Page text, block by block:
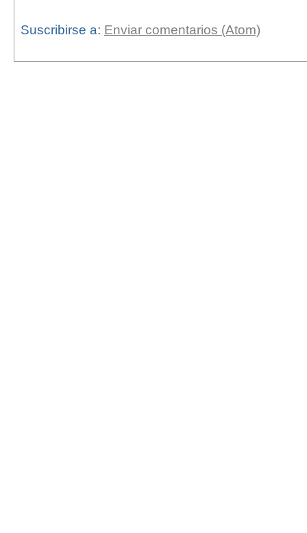
Suscribirse a: Enviar comentarios (Atom)